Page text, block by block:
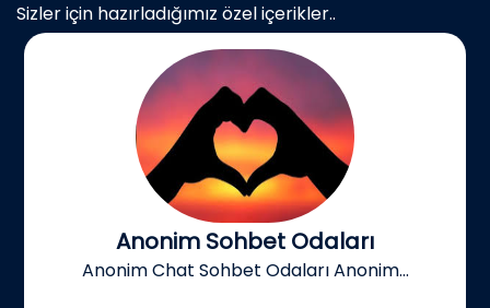
Sizler için hazırladığımız özel içerikler..
Anonim Sohbet Odaları
Anonim Chat Sohbet Odaları Anonim...